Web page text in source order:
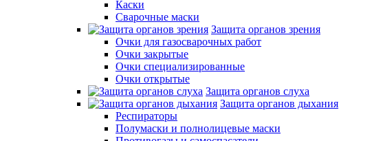
Каски
Сварочные маски
Защита органов зрения
Очки для газосварочных работ
Очки закрытые
Очки специализированные
Очки открытые
Защита органов слуха
Защита органов дыхания
Респираторы
Полумаски и полнолицевые маски